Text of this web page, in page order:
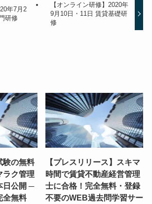
年7月2
研修
【オンライン研修】2020年
9月10日・11日 賃貸基礎研
修
験の無料
ラク管理
日公開 ─
全無料
【プレスリリース】スキマ
時間で賃貸不動産経営管理
士に合格！完全無料・登録
不要のWEB過去問学習サー